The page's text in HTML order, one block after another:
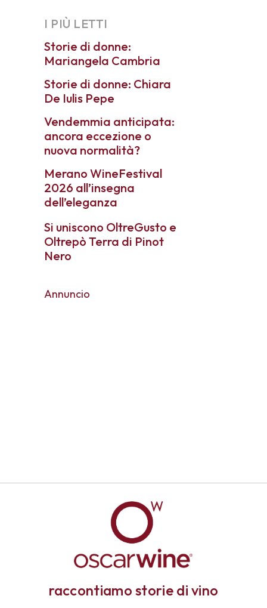
I PIÙ LETTI
Storie di donne:
Mariangela Cambria
Storie di donne: Chiara
De Iulis Pepe
Vendemmia anticipata:
ancora eccezione o
nuova normalità?
Merano WineFestival
2026 all’insegna
dell’eleganza
Si uniscono OltreGusto e
Oltrepò Terra di Pinot
Nero
Annuncio
raccontiamo storie di vino